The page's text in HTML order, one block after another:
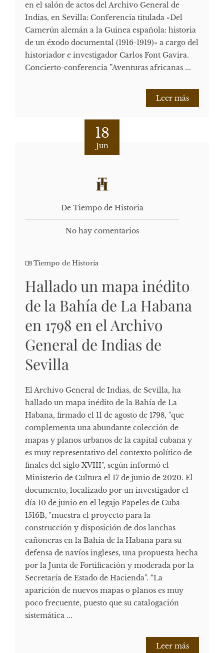
en el salón de actos del Archivo General de
Indias, en Sevilla: Conferencia titulada «Del
Camerún alemán a la Guinea española: historia
de un éxodo documental (1916-1919)» a cargo del
historiador e investigador Carlos Font Gavira.
Concierto-conferencia ”Aventuras africanas ...
Leer más
18
Jun
De Tiempo de Historia
No hay comentarios
Tiempo de Historia
Hallado un mapa inédito
de la Bahía de La Habana
en 1798 en el Archivo
General de Indias de
Sevilla
El Archivo General de Indias, de Sevilla, ha
hallado un mapa inédito de la Bahía de La
Habana, firmado el 11 de agosto de 1798, "que
complementa una abundante colección de
mapas y planos urbanos de la capital cubana y
es muy representativo del contexto político de
finales del siglo XVIII", según informó el
Ministerio de Cultura el 17 de junio de 2020. El
documento, localizado por un investigador el
día 10 de junio en el legajo Papeles de Cuba
1516B, "muestra el proyecto para la
construcción y disposición de dos lanchas
cañoneras en la Bahía de la Habana para su
defensa de navíos ingleses, una propuesta hecha
por la Junta de Fortificación y moderada por la
Secretaría de Estado de Hacienda". “La
aparición de nuevos mapas o planos es muy
poco frecuente, puesto que su catalogación
sistemática ...
Leer más